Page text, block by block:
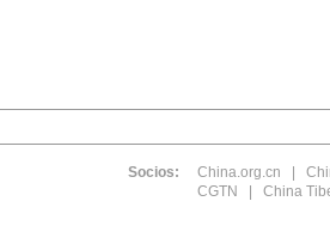
Socios: China.org.cn |
CGTN | China